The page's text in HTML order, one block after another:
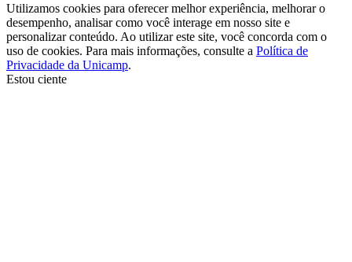
Utilizamos cookies para oferecer melhor experiência, melhorar o
desempenho, analisar como você interage em nosso site e
personalizar conteúdo. Ao utilizar este site, você concorda com o
uso de cookies. Para mais informações, consulte a Política de
Privacidade da Unicamp.
Estou ciente